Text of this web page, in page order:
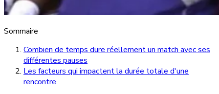
Sommaire
Combien de temps dure réellement un match avec ses
différentes pauses
Les facteurs qui impactent la durée totale d'une
rencontre